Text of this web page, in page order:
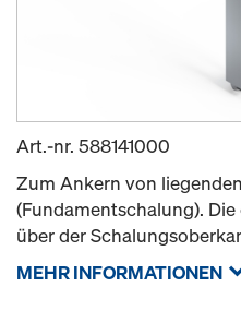
Art.-nr. 588141000
Zum Ankern von
(Fundamentschalung).
über der
MEHR INFORMATIONEN